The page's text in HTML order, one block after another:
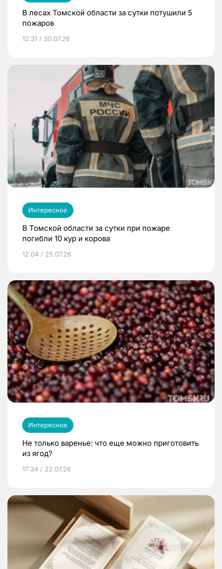
В лесах Томской области за сутки потушили 5
пожаров
12:31 / 30.07.26
Интересное
В Томской области за сутки при пожаре
погибли 10 кур и корова
12:04 / 25.07.26
Интересное
Не только варенье: что еще можно приготовить
из ягод?
17:34 / 22.07.26